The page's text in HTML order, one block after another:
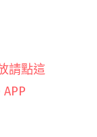
請點這